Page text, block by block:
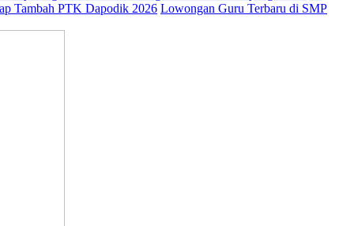
Tambah PTK Dapodik 2026 Lowongan Guru Terbaru di SMP